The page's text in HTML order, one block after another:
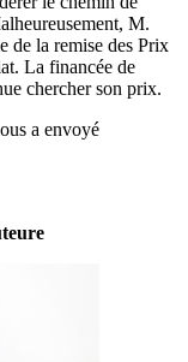
M.
de la remise des Prix
La financée de
chercher son prix.
a envoyé